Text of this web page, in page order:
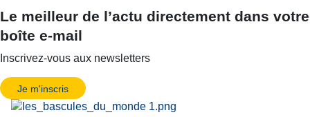
Le meilleur de l’actu directement dans votre
boîte e-mail
Inscrivez-vous aux newsletters
Je m'inscris